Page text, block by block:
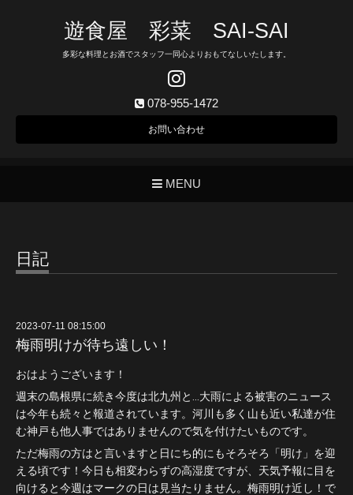
遊食屋 彩菜 SAI‐SAI
多彩な料理とお酒でスタッフ一同心よりおもてなしいたします。
078-955-1472
お問い合わせ
MENU
日記
2023-07-11 08:15:00
梅雨明けが待ち遠しい！
おはようございます！
週末の島根県に続き今度は北九州と…大雨による被害のニュース
は今年も続々と報道されています。河川も多く山も近い私達が住
む神戸も他人事ではありませんので気を付けたいものです。
ただ梅雨の方はと言いますと日にち的にもそろそろ「明け」を迎
える頃です！今日も相変わらずの高湿度ですが、天気予報に目を
向けると今週はマークの日は見当たりません。梅雨明け近し！で